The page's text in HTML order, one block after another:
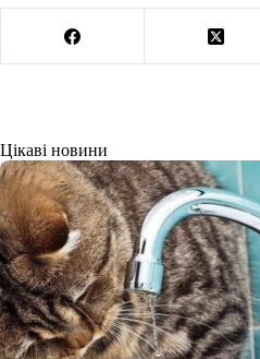
Цікаві новини